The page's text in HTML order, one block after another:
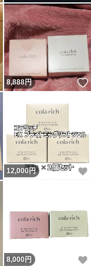
いいね！
8,888円
いいね！
12,000円
いいね！
8,000 円